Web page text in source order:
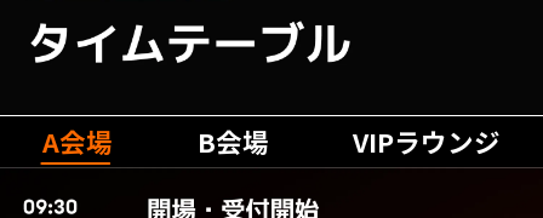
A会場 B会場 VIPラウンジ